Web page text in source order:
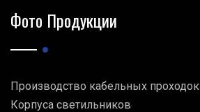
Фото Продукции
Производство кабельных проходок
Корпуса светильников